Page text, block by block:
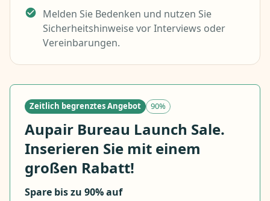
Melden Sie Bedenken und nutzen Sie
Sicherheitshinweise vor Interviews oder
Vereinbarungen.
Zeitlich begrenztes Angebot 90%
Aupair Bureau Launch Sale.
Inserieren Sie mit einem
großen Rabatt!
Spare bis zu 90% auf